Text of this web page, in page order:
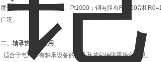
度号分别为Pt10、Pt100、Pt1000；铜电阻有R0=50Ω和
广泛。
二、 轴承热电阻
应用
适合于电厂带有轴承设备的轴承及其它须防震场合测温。